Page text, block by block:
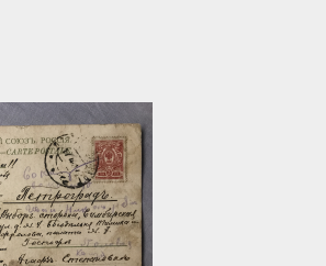
г. Петроград
А. И. Тименкова и
№7,
Агафья Степановна -